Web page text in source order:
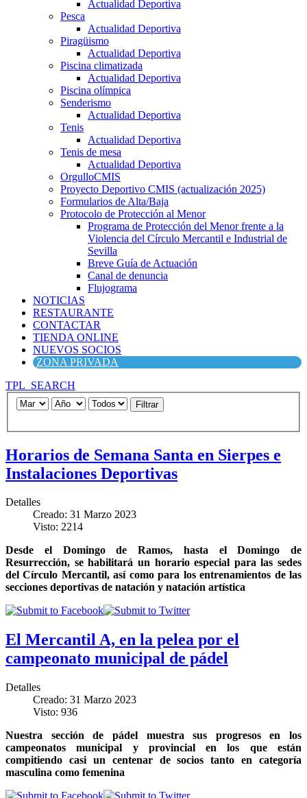
Actualidad Deportiva
Pesca
Actualidad Deportiva
Piragüismo
Actualidad Deportiva
Piscina climatizada
Actualidad Deportiva
Piscina olímpica
Senderismo
Actualidad Deportiva
Tenis
Actualidad Deportiva
Tenis de mesa
Actualidad Deportiva
OrgulloCMIS
Proyecto Deportivo CMIS (actualización 2025)
Formularios de Alta/Baja
Protocolo de Protección al Menor
Programa de Protección del Menor frente a la
Violencia del Círculo Mercantil e Industrial de
Sevilla
Breve Guía de Actuación
Canal de denuncia
Flujograma
NOTICIAS
RESTAURANTE
CONTACTAR
TIENDA ONLINE
NUEVOS SOCIOS
ZONA PRIVADA
TPL_SEARCH
Filtrar
Horarios de Semana Santa en Sierpes e
Instalaciones Deportivas
Detalles
Creado: 31 Marzo 2023
Visto: 2214
Desde el Domingo de Ramos, hasta el Domingo de
Resurrección, se habilitará un horario especial para las sedes
del Círculo Mercantil, así como para los entrenamientos de las
secciones deportivas de natación y natación artística
El Mercantil A, en la pelea por el
campeonato municipal de pádel
Detalles
Creado: 31 Marzo 2023
Visto: 936
Nuestra sección de pádel muestra sus progresos en los
campeonatos municipal y provincial en los que están
compitiendo casi un centenar de socios tanto en categoría
masculina como femenina